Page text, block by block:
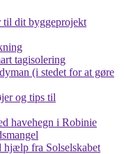
til dit byggeprojekt
tagisolering
(i stedet for at gøre
og tips til
havehegn i Robinie
hjælp fra Solselskabet